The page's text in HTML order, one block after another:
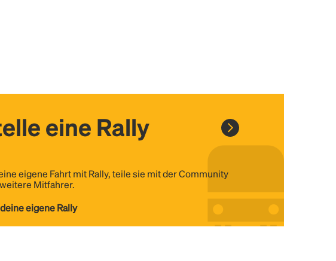
eine Rally
eigene Fahrt mit Rally, teile sie mit der Community
Mitfahrer.
eigene Rally